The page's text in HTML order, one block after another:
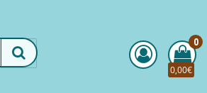
0
0,00€